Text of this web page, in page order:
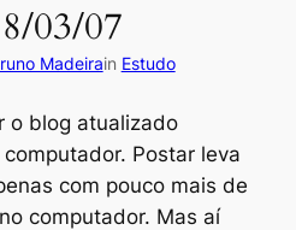
03/07
Madeirain Estudo
o blog atualizado
Postar leva
com pouco mais de
computador. Mas aí